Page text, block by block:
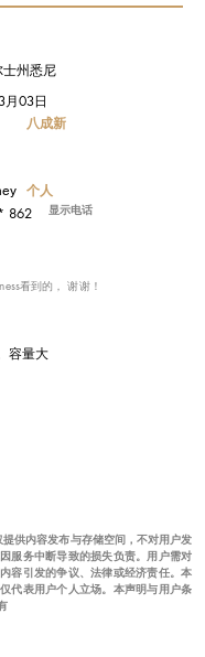
州悉尼
03日
八成新
个人
显示电话
看到的， 谢谢！
容量大
供内容发布与存储空间，不对用户发
服务中断导致的损失负责。用户需对
容引发的争议、法律或经济责任。本
代表用户个人立场。本声明与用户条